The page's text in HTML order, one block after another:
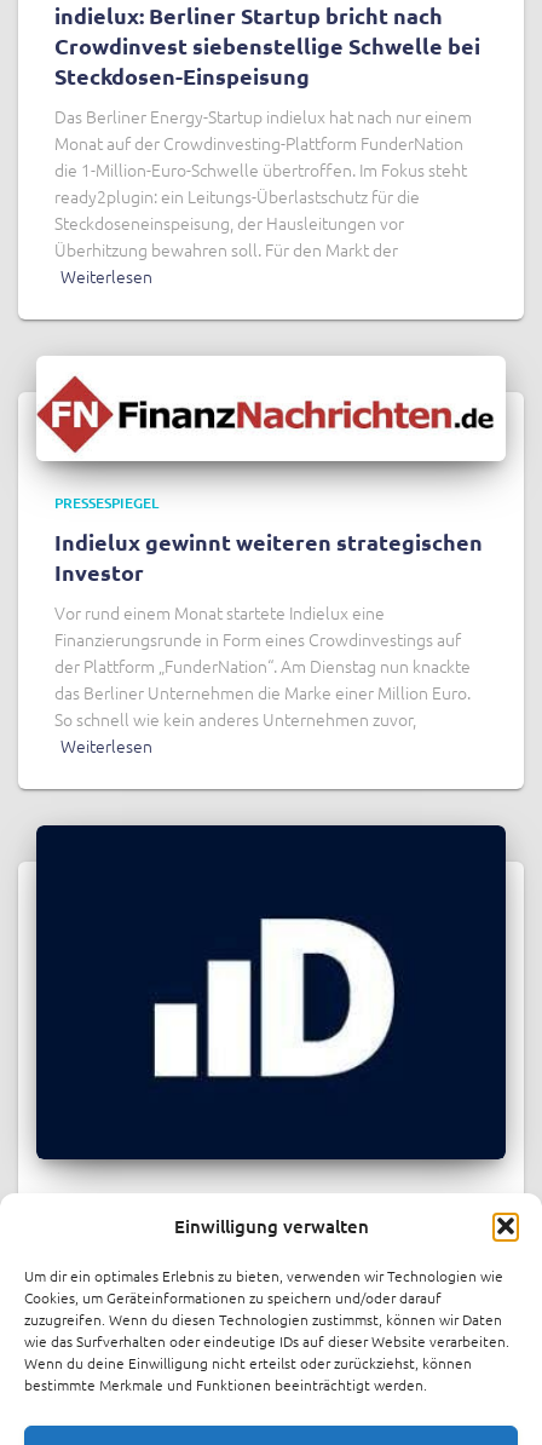
Einwilligung verwalten
Um dir ein optimales Erlebnis zu bieten, verwenden wir Technologien wie
Cookies, um Geräteinformationen zu speichern und/oder darauf
zuzugreifen. Wenn du diesen Technologien zustimmst, können wir Daten
wie das Surfverhalten oder eindeutige IDs auf dieser Website verarbeiten.
Wenn du deine Einwilligung nicht erteilst oder zurückziehst, können
bestimmte Merkmale und Funktionen beeinträchtigt werden.
indielux: Berliner Startup bricht nach
Crowdinvest siebenstellige Schwelle bei
Steckdosen-Einspeisung
Das Berliner Energy-Startup indielux hat nach nur einem
Monat auf der Crowdinvesting-Plattform FunderNation
die 1-Million-Euro-Schwelle übertroffen. Im Fokus steht
ready2plugin: ein Leitungs-Überlastschutz für die
Steckdoseneinspeisung, der Hausleitungen vor
Überhitzung bewahren soll. Für den Markt der
Weiterlesen
PRESSESPIEGEL
Indielux gewinnt weiteren strategischen
Investor
Vor rund einem Monat startete Indielux eine
Finanzierungsrunde in Form eines Crowdinvestings auf
der Plattform „FunderNation“. Am Dienstag nun knackte
das Berliner Unternehmen die Marke einer Million Euro.
So schnell wie kein anderes Unternehmen zuvor,
Weiterlesen
Berlin energy startup indielux raises
over $1.1M in record-breaking
crowdfunding round
Berlin-based energy startup indielux has raised over €1
million through crowdinvesting platform FunderNation,
just one month after launching its funding round. The
company has now increased its target to €1.4 million.